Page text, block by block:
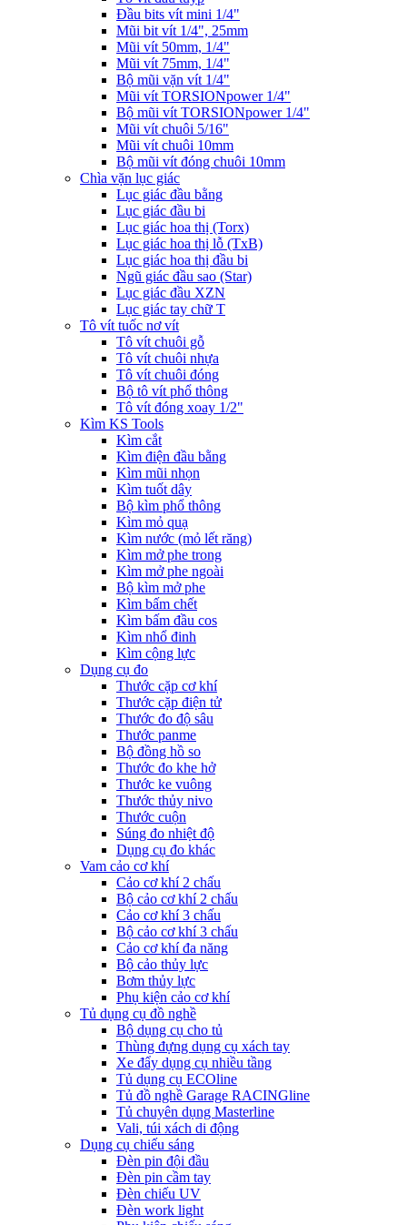
Đầu bits vít mini 1/4"
Mũi bit vít 1/4", 25mm
Mũi vít 50mm, 1/4"
Mũi vít 75mm, 1/4"
Bộ mũi vặn vít 1/4"
Mũi vít TORSIONpower 1/4"
Bộ mũi vít TORSIONpower 1/4"
Mũi vít chuôi 5/16"
Mũi vít chuôi 10mm
Bộ mũi vít đóng chuôi 10mm
Chìa vặn lục giác
Lục giác đầu bằng
Lục giác đầu bi
Lục giác hoa thị (Torx)
Lục giác hoa thị lỗ (TxB)
Lục giác hoa thị đầu bi
Ngũ giác đầu sao (Star)
Lục giác đầu XZN
Lục giác tay chữ T
Tô vít tuốc nơ vít
Tô vít chuôi gỗ
Tô vít chuôi nhựa
Tô vít chuôi đóng
Bộ tô vít phổ thông
Tô vít đóng xoay 1/2"
Kìm KS Tools
Kìm cắt
Kìm điện đầu bằng
Kìm mũi nhọn
Kìm tuốt dây
Bộ kìm phổ thông
Kìm mỏ quạ
Kìm nước (mỏ lết răng)
Kìm mở phe trong
Kìm mở phe ngoài
Bộ kìm mở phe
Kìm bấm chết
Kìm bấm đầu cos
Kìm nhổ đinh
Kìm cộng lực
Dụng cụ đo
Thước cặp cơ khí
Thước cặp điện tử
Thước đo độ sâu
Thước panme
Bộ đồng hồ so
Thước đo khe hở
Thước ke vuông
Thước thủy nivo
Thước cuộn
Súng đo nhiệt độ
Dụng cụ đo khác
Vam cảo cơ khí
Cảo cơ khí 2 chấu
Bộ cảo cơ khí 2 chấu
Cảo cơ khí 3 chấu
Bộ cảo cơ khí 3 chấu
Cảo cơ khí đa năng
Bộ cảo thủy lực
Bơm thủy lực
Phụ kiện cảo cơ khí
Tủ dụng cụ đồ nghề
Bộ dụng cụ cho tủ
Thùng đựng dụng cụ xách tay
Xe đẩy dụng cụ nhiều tầng
Tủ dụng cụ ECOline
Tủ đồ nghề Garage RACINGline
Tủ chuyên dụng Masterline
Vali, túi xách di động
Dụng cụ chiếu sáng
Đèn pin đội đầu
Đèn pin cầm tay
Đèn chiếu UV
Đèn work light